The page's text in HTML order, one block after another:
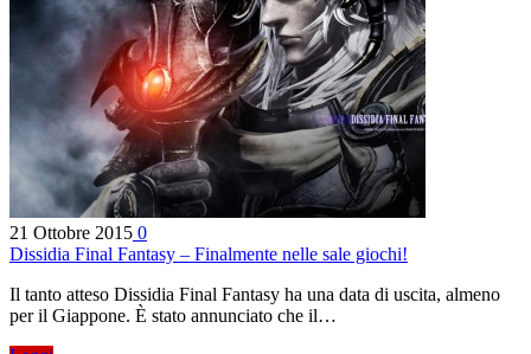
21 Ottobre 2015 0
Dissidia Final Fantasy – Finalmente nelle sale giochi!
Il tanto atteso Dissidia Final Fantasy ha una data di uscita, almeno
per il Giappone. È stato annunciato che il…